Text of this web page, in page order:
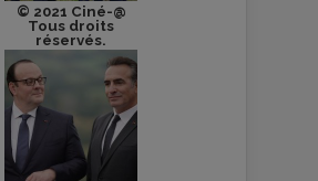
© 2021 Ciné-@
Tous droits
réservés.